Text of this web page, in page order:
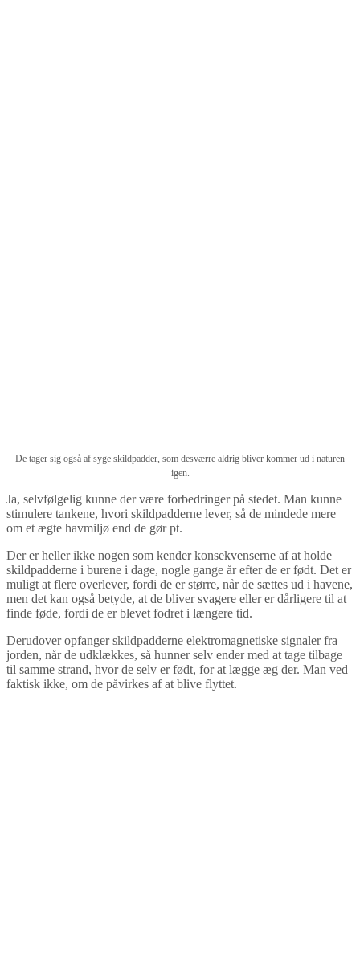
De tager sig også af syge skildpadder, som desværre aldrig bliver kommer ud i naturen
igen.
Ja, selvfølgelig kunne der være forbedringer på stedet. Man kunne
stimulere tankene, hvori skildpadderne lever, så de mindede mere
om et ægte havmiljø end de gør pt.
Der er heller ikke nogen som kender konsekvenserne af at holde
skildpadderne i burene i dage, nogle gange år efter de er født. Det er
muligt at flere overlever, fordi de er større, når de sættes ud i havene,
men det kan også betyde, at de bliver svagere eller er dårligere til at
finde føde, fordi de er blevet fodret i længere tid.
Derudover opfanger skildpadderne elektromagnetiske signaler fra
jorden, når de udklækkes, så hunner selv ender med at tage tilbage
til samme strand, hvor de selv er født, for at lægge æg der. Man ved
faktisk ikke, om de påvirkes af at blive flyttet.